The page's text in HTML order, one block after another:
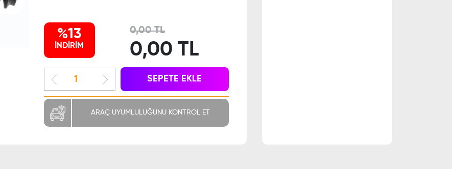
%13
İNDİRİM
0,00 TL
0,00 TL
SEPETE EKLE
ARAÇ UYUMLULUĞUNU KONTROL ET